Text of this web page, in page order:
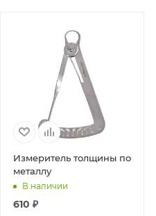
Измеритель толщины по
металлу
В наличии
610 ₽